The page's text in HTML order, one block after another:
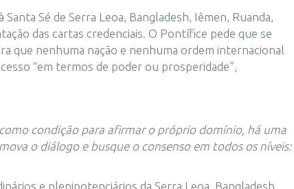
Sé de Serra Leoa, Bangladesh, Iêmen, Ruanda,
das cartas credenciais. O Pontífice pede que se
que nenhuma nação e nenhuma ordem internacional
“em termos de poder ou prosperidade”,
condição para afirmar o próprio domínio, há uma
o diálogo e busque o consenso em todos os níveis:
e plenipotenciários da Serra Leoa, Bangladesh,